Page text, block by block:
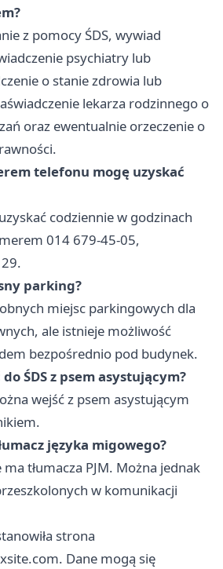
z pomocy ŚDS, wywiad
psychiatry lub
o stanie zdrowia lub
lekarza rodzinnego o
oraz ewentualnie orzeczenie o
telefonu mogę uzyskać
codziennie w godzinach
014 679-45-05,
parking?
miejsc parkingowych dla
ale istnieje możliwość
bezpośrednio pod budynek.
ŚDS z psem asystującym?
wejść z psem asystującym
języka migowego?
tłumacza PJM. Można jednak
w komunikacji
strona
Dane mogą się